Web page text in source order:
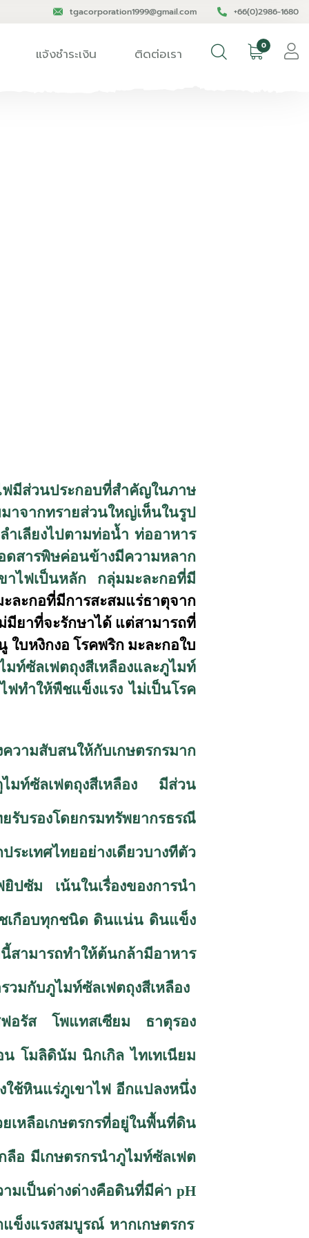
tgacorporation1999@gmail.com +66(0)2986-1680
แจ้งชำระเงิน ติดต่อเรา 0
มีส่วนประกอบที่สำคัญในภาษ
าจากทรายส่วนใหญ่เห็นในรูป
เลียงไปตามท่อน้ำ ท่ออาหาร
ดสารพิษค่อนข้างมีความหลาก
ขาไฟเป็นหลัก กลุ่มมะละกอที่มี
ะละกอที่มีการสะสมแร่ธาตุจาก
มียาที่จะรักษาได้ แต่สามารถที่
ใบหงิกงอ โรคพริก มะละกอใบ
ซัลเฟตถุงสีเหลืองและภูไมท์
ฟทำให้พืชแข็งแรง ไม่เป็นโรค
วามสับสนให้กับเกษตรกรมาก
มท์ซัลเฟตถุงสีเหลือง มีส่วน
บรองโดยกรมทรัพยากรธรณี
เทศไทยอย่างเดียวบางทีตัว
ปซัม เน้นในเรื่องของการนำ
เกือบทุกชนิด ดินแน่น ดินแข็ง
สามารถทำให้ต้นกล้ามีอาหาร
มกับภูไมท์ซัลเฟตถุงสีเหลือง
ฟอรัส โพแทสเซียม ธาตุรอง
โมลิดินัม นิกเกิล ไทเทเนียม
ช้หินแร่ภูเขาไฟ อีกแปลงหนึ่ง
เหลือเกษตรกรที่อยู่ในพื้นที่ดิน
ลือ มีเกษตรกรนำภูไมท์ซัลเฟต
มเป็นด่างด่างคือดินที่มีค่า pH
ข็งแรงสมบูรณ์ หากเกษตรกร